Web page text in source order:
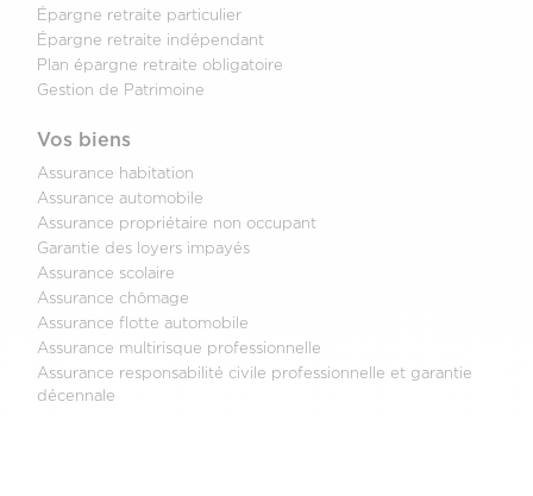
Épargne retraite particulier
Épargne retraite indépendant
Plan épargne retraite obligatoire
Gestion de Patrimoine
Vos biens
Assurance habitation
Assurance automobile
Assurance propriétaire non occupant
Garantie des loyers impayés
Assurance scolaire
Assurance chômage
Assurance flotte automobile
Assurance multirisque professionnelle
Assurance responsabilité civile professionnelle et garantie
décennale